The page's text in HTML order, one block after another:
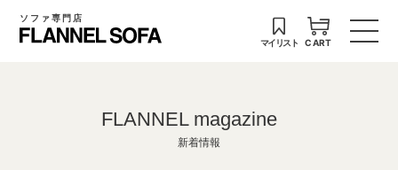
ソファ専門店
マイリスト CART
FLANNEL magazine
新着情報